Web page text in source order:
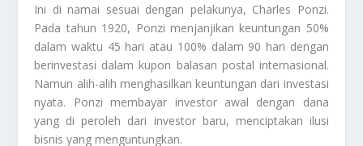
Ini di namai sesuai dengan pelakunya, Charles Ponzi.
Pada tahun 1920, Ponzi menjanjikan keuntungan 50%
dalam waktu 45 hari atau 100% dalam 90 hari dengan
berinvestasi dalam kupon balasan postal internasional.
Namun alih-alih menghasilkan keuntungan dari investasi
nyata. Ponzi membayar investor awal dengan dana
yang di peroleh dari investor baru, menciptakan ilusi
bisnis yang menguntungkan.